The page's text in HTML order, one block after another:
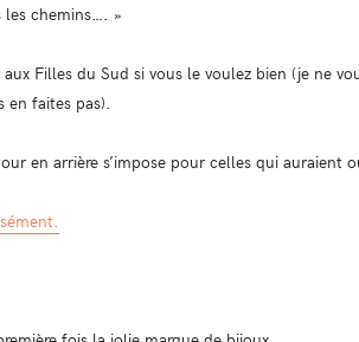
chemins…. »
Filles du Sud si vous le voulez bien (je ne
en faites pas).
en arrière s’impose pour celles qui auraient